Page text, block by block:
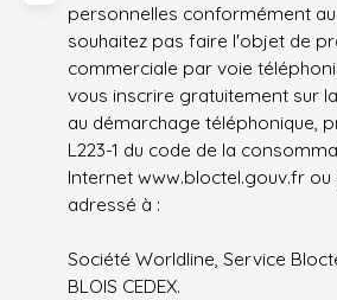
personnelles conformément au
souhaitez pas faire l'objet de
commerciale par voie
vous inscrire gratuitement sur
au démarchage téléphonique,
L223-1 du code de la
Internet www.bloctel.gouv.fr
adressé à :
Société Worldline, Service
BLOIS CEDEX.